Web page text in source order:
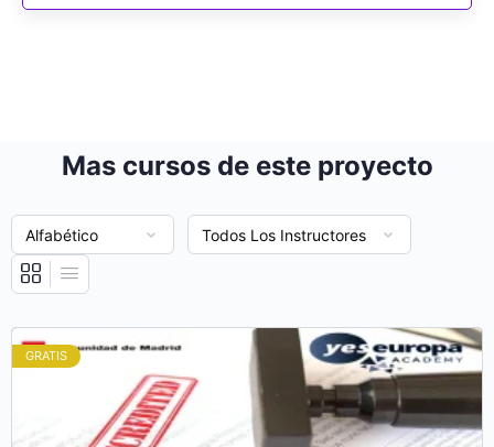
Mas cursos de este proyecto
GRATIS